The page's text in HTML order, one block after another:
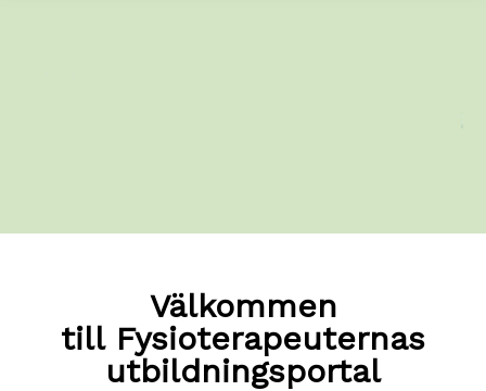
Välkommen
till Fysioterapeuternas
utbildningsportal